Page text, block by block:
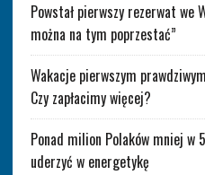
Powstał pierwszy rezerwat we
można na tym poprzestać”
Wakacje pierwszym
Czy zapłacimy więcej?
Ponad milion Polaków mniej w
uderzyć w energetykę